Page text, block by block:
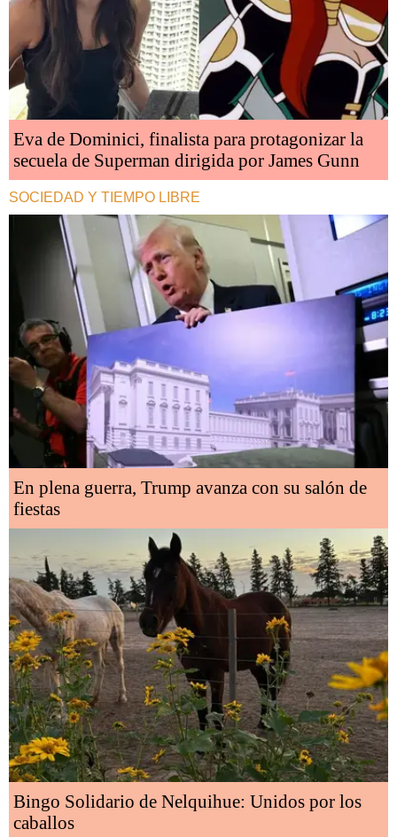
Eva de Dominici, finalista para protagonizar la
secuela de Superman dirigida por James Gunn
SOCIEDAD Y TIEMPO LIBRE
En plena guerra, Trump avanza con su salón de
fiestas
Bingo Solidario de Nelquihue: Unidos por los
caballos